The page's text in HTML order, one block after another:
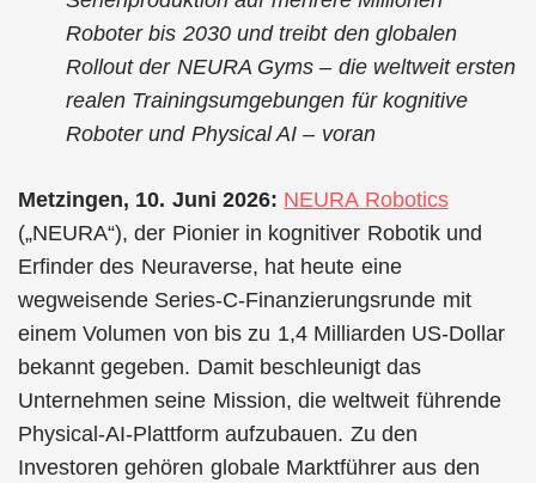
Roboter bis 2030 und treibt den globalen
Rollout der NEURA Gyms – die weltweit ersten
realen Trainingsumgebungen für kognitive
Roboter und Physical AI – voran
Metzingen, 10. Juni 2026: NEURA Robotics
(„NEURA“), der Pionier in kognitiver Robotik und
Erfinder des Neuraverse, hat heute eine
wegweisende Series-C-Finanzierungsrunde mit
einem Volumen von bis zu 1,4 Milliarden US-Dollar
bekannt gegeben. Damit beschleunigt das
Unternehmen seine Mission, die weltweit führende
Physical-AI-Plattform aufzubauen. Zu den
Investoren gehören globale Marktführer aus den